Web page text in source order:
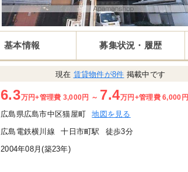
基本情報 募集状況・履歴
現在 賃貸物件が8件 掲載中です
6.3万円+管理費 3,000円 ～ 7.4万円 +管理費 6,000円
広島県広島市中区猫屋町
地図を見る
広島電鉄横川線
十日市町駅
徒歩3分
2004年08月(築23年)